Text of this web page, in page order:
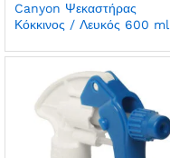
Canyon Ψεκαστήρας
Κόκκινος / Λευκός 600 ml